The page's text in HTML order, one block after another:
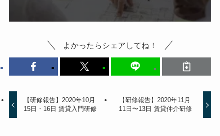
よかったらシェアしてね！
【研修報告】2020年10月
15日・16日 賃貸入門研修
【研修報告】2020年11月
11日〜13日 賃貸仲介研修